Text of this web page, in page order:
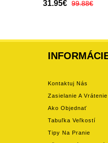
31.95€ 99.88€
Kontaktuj Nás
Zasielanie A
Ako Objednať
Tabuľka Veľkostí
Tipy Na Pranie